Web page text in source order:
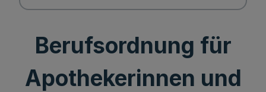
Berufsordnung für
Apothekerinnen und